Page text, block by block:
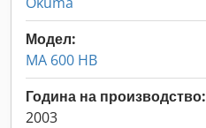
Модел:
MA 600 HB
Година на производство:
2003